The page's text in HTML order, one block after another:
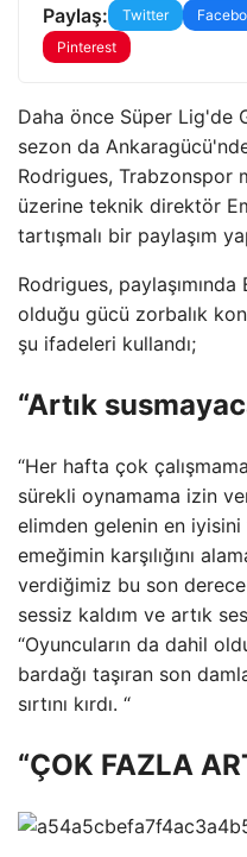
Paylaş: Twitter
Pinterest
Daha önce Süper Lig'de
sezon da
Rodrigues, Trabzonspor
üzerine teknik direktör
tartışmalı bir paylaşım
Rodrigues,
olduğu gücü zorbalık
şu ifadeleri kullandı;
“Artık
“Her hafta çok
sürekli oynamama izin
elimden gelenin en
emeğimin karşılığını
verdiğimiz bu son
sessiz kaldım ve artık
“Oyuncuların da dahil
bardağı taşıran son
sırtını kırdı. “
“ÇOK FAZLA